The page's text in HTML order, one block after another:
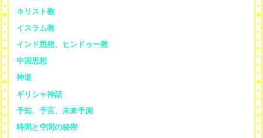
キリスト教
イスラム教
インド思想、ヒンドゥー教
中国思想
神道
ギリシャ神話
予知、予言、未来予測
時間と空間の秘密